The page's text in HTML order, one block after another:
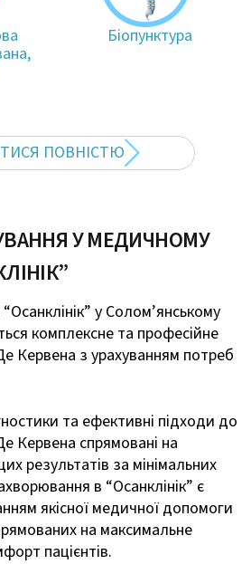
Біопунктура
ПОВНІСТЮ
У МЕДИЧНОМУ
у Солом’янському
комплексне та професійне
Кервена з урахуванням потреб
та ефективні підходи до
Кервена спрямовані на
результатів за мінімальних
в “Осанклінік” є
якісної медичної допомоги
на максимальне
пацієнтів.